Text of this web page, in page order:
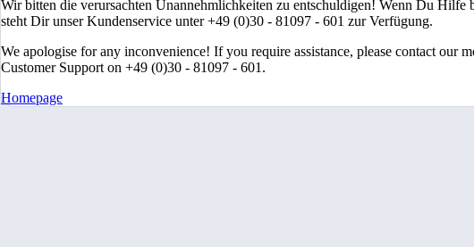
Wir bitten die verursachten Unannehmlichkeiten zu entschuldigen! Wenn Du Hilfe
steht Dir unser Kundenservice unter +49 (0)30 - 81097 - 601 zur Verfügung.
We apologise for any inconvenience! If you require assistance, please contact our
Customer Support on +49 (0)30 - 81097 - 601.
Homepage